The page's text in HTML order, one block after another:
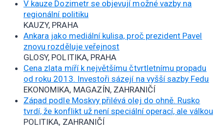
V kauze Dozimetr se objevují možné vazby na
regionální politiku
KAUZY, PRAHA
Ankara jako mediální kulisa, proč prezident Pavel
znovu rozděluje veřejnost
GLOSY, POLITIKA, PRAHA
Cena zlata míří k největšímu čtvrtletnímu propadu
od roku 2013. Investoři sázejí na vyšší sazby Fedu
EKONOMIKA, MAGAZÍN, ZAHRANIČÍ
Západ podle Moskvy přilévá olej do ohně. Rusko
tvrdí, že konflikt už není speciální operací, ale válkou
POLITIKA, ZAHRANIČÍ